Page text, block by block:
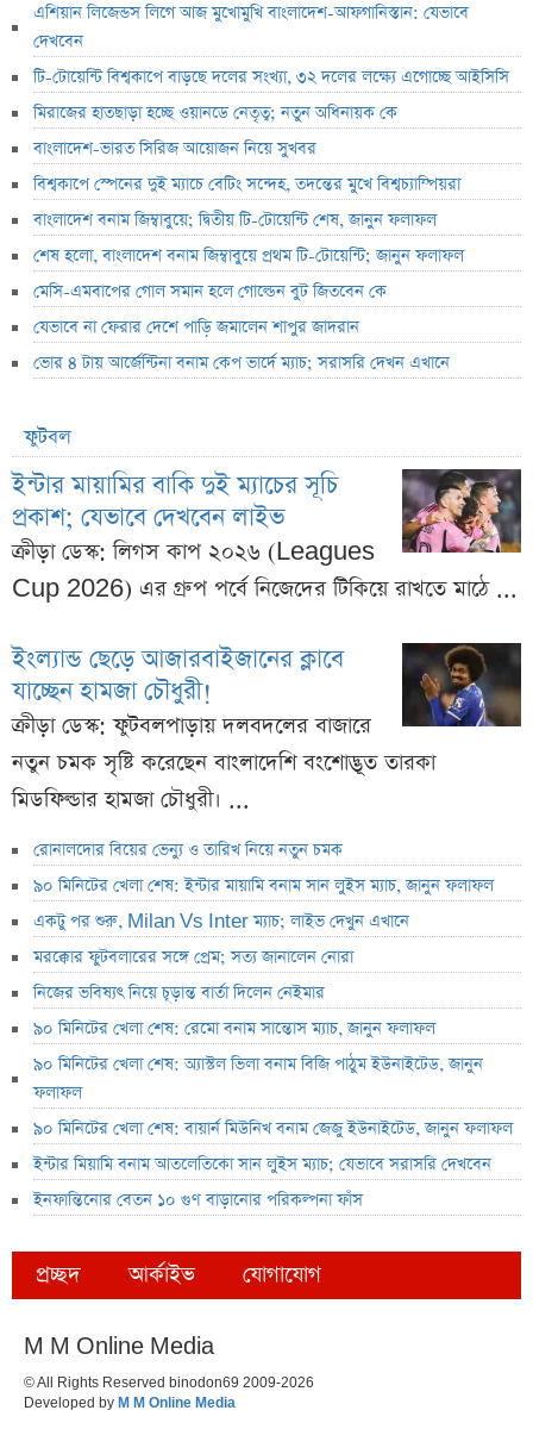
এশিয়ান লিজেন্ডস লিগে আজ মুখোমুখি বাংলাদেশ-আফগানিস্তান: যেভাবে
দেখবেন
টি-টোয়েন্টি বিশ্বকাপে বাড়ছে দলের সংখ্যা, ৩২ দলের লক্ষ্যে এগোচ্ছে আইসিসি
মিরাজের হাতছাড়া হচ্ছে ওয়ানডে নেতৃত্ব; নতুন অধিনায়ক কে
বাংলাদেশ-ভারত সিরিজ আয়োজন নিয়ে সুখবর
বিশ্বকাপে স্পেনের দুই ম্যাচে বেটিং সন্দেহ, তদন্তের মুখে বিশ্বচ্যাম্পিয়রা
বাংলাদেশ বনাম জিম্বাবুয়ে; দ্বিতীয় টি-টোয়েন্টি শেষ, জানুন ফলাফল
শেষ হলো, বাংলাদেশ বনাম জিম্বাবুয়ে প্রথম টি-টোয়েন্টি; জানুন ফলাফল
মেসি-এমবাপের গোল সমান হলে গোল্ডেন বুট জিতবেন কে
যেভাবে না ফেরার দেশে পাড়ি জমালেন শাপুর জাদরান
ভোর ৪ টায় আর্জেন্টিনা বনাম কেপ ভার্দে ম্যাচ; সরাসরি দেখন এখানে
ফুটবল
ইন্টার মায়ামির বাকি দুই ম্যাচের সূচি
প্রকাশ; যেভাবে দেখবেন লাইভ
ক্রীড়া ডেস্ক: লিগস কাপ ২০২৬ (Leagues
Cup 2026) এর গ্রুপ পর্বে নিজেদের টিকিয়ে রাখতে মাঠে ...
ইংল্যান্ড ছেড়ে আজারবাইজানের ক্লাবে
যাচ্ছেন হামজা চৌধুরী!
ক্রীড়া ডেস্ক: ফুটবলপাড়ায় দলবদলের বাজারে
নতুন চমক সৃষ্টি করেছেন বাংলাদেশি বংশোদ্ভূত তারকা
মিডফিল্ডার হামজা চৌধুরী। ...
রোনালদোর বিয়ের ভেন্যু ও তারিখ নিয়ে নতুন চমক
৯০ মিনিটের খেলা শেষ: ইন্টার মায়ামি বনাম সান লুইস ম্যাচ, জানুন ফলাফল
একটু পর শুরু, Milan Vs Inter ম্যাচ; লাইভ দেখুন এখানে
মরক্কোর ফুটবলারের সঙ্গে প্রেম; সত্য জানালেন নোরা
নিজের ভবিষ্যৎ নিয়ে চূড়ান্ত বার্তা দিলেন নেইমার
৯০ মিনিটের খেলা শেষ: রেমো বনাম সান্তোস ম্যাচ, জানুন ফলাফল
৯০ মিনিটের খেলা শেষ: অ্যাস্টল ভিলা বনাম বিজি পাঠুম ইউনাইটেড, জানুন
ফলাফল
৯০ মিনিটের খেলা শেষ: বায়ার্ন মিউনিখ বনাম জেজু ইউনাইটেড, জানুন ফলাফল
ইন্টার মিয়ামি বনাম আতলেতিকো সান লুইস ম্যাচ; যেভাবে সরাসরি দেখবেন
ইনফান্তিনোর বেতন ১০ গুণ বাড়ানোর পরিকল্পনা ফাঁস
প্রচ্ছদ আর্কাইভ যোগাযোগ
M M Online Media
© All Rights Reserved binodon69 2009-2026
Developed by M M Online Media